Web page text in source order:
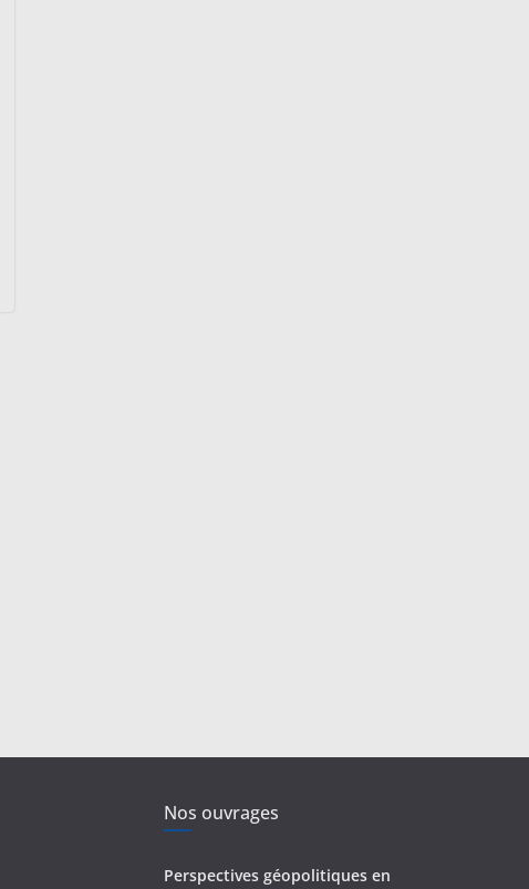
Nos ouvrages
Perspectives géopolitiques en